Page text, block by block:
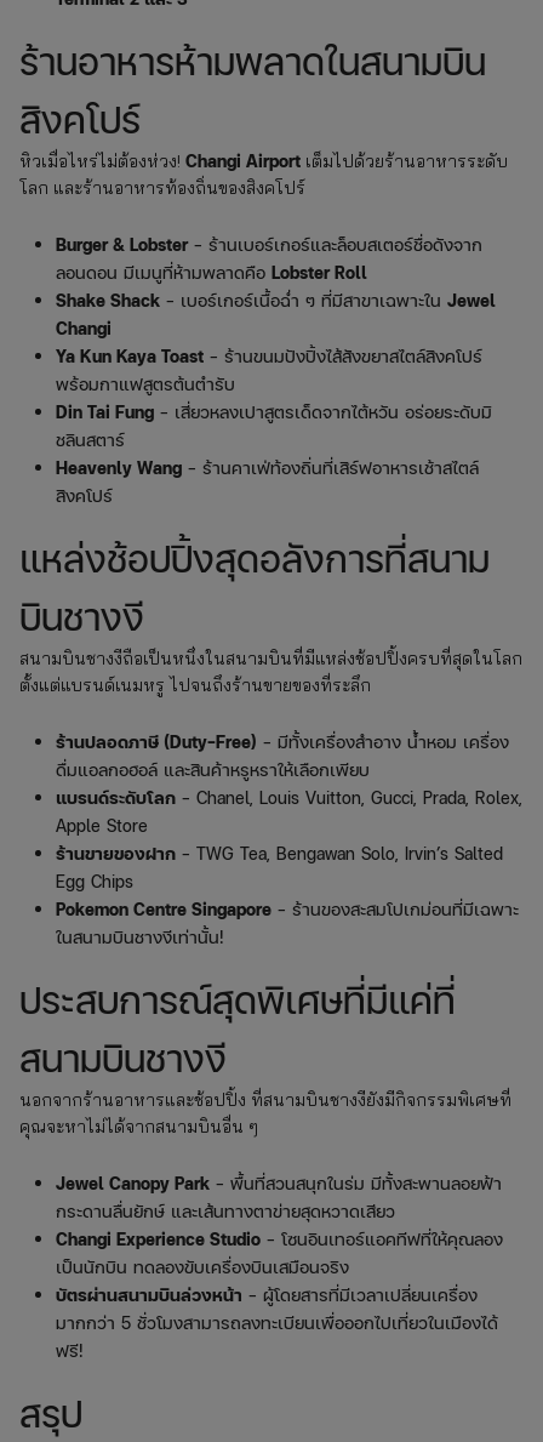
ร้านอาหารห้ามพลาดในสนามบิน
สิงคโปร์
หิวเมื่อไหร่ไม่ต้องห่วง! Changi Airport เต็มไปด้วยร้านอาหารระดับ
โลก และร้านอาหารท้องถิ่นของสิงคโปร์
Burger & Lobster– ร้านเบอร์เกอร์และล็อบสเตอร์ชื่อดังจาก
ลอนดอน มีเมนูที่ห้ามพลาดคือ Lobster Roll
Shake Shack – เบอร์เกอร์เนื้อฉ่ำ ๆ ที่มีสาขาเฉพาะใน Jewel
Changi
Ya Kun Kaya Toast – ร้านขนมปังปิ้งไส้สังขยาสไตล์สิงคโปร์
พร้อมกาแฟสูตรต้นตำรับ
Din Tai Fung – เสี่ยวหลงเปาสูตรเด็ดจากไต้หวัน อร่อยระดับมิ
ชลินสตาร์
Heavenly Wang – ร้านคาเฟ่ท้องถิ่นที่เสิร์ฟอาหารเช้าสไตล์
สิงคโปร์
แหล่งช้อปปิ้งสุดอลังการที่สนาม
บินชางงี
สนามบินชางงีถือเป็นหนึ่งในสนามบินที่มีแหล่งช้อปปิ้งครบที่สุดในโลก
ตั้งแต่แบรนด์เนมหรู ไปจนถึงร้านขายของที่ระลึก
ร้านปลอดภาษี (Duty-Free) – มีทั้งเครื่องสำอาง น้ำหอม เครื่อง
ดื่มแอลกอฮอล์ และสินค้าหรูหราให้เลือกเพียบ
แบรนด์ระดับโลก – Chanel, Louis Vuitton, Gucci, Prada, Rolex,
Apple Store
ร้านขายของฝาก – TWG Tea, Bengawan Solo, Irvin’s Salted
Egg Chips
Pokemon Centre Singapore – ร้านของสะสมโปเกม่อนที่มีเฉพาะ
ในสนามบินชางงีเท่านั้น!
ประสบการณ์สุดพิเศษที่มีแค่ที่
สนามบินชางงี
นอกจากร้านอาหารและช้อปปิ้ง ที่สนามบินชางงียังมีกิจกรรมพิเศษที่
คุณจะหาไม่ได้จากสนามบินอื่น ๆ
Jewel Canopy Park – พื้นที่สวนสนุกในร่ม มีทั้งสะพานลอยฟ้า
กระดานลื่นยักษ์ และเส้นทางตาข่ายสุดหวาดเสียว
Changi Experience Studio – โซนอินเทอร์แอคทีฟที่ให้คุณลอง
เป็นนักบิน ทดลองขับเครื่องบินเสมือนจริง
บัตรผ่านสนามบินล่วงหน้า – ผู้โดยสารที่มีเวลาเปลี่ยนเครื่อง
มากกว่า 5 ชั่วโมงสามารถลงทะเบียนเพื่อออกไปเที่ยวในเมืองได้
ฟรี!
สรุป